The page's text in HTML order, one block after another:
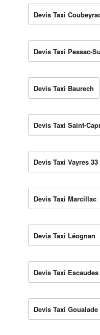
Devis Taxi
Devis Taxi Pessac-
Devis Taxi Baurech
Devis Taxi Saint-
Devis Taxi Vayres 33
Devis Taxi Marcillac
Devis Taxi Léognan
Devis Taxi Escaudes
Devis Taxi Goualade